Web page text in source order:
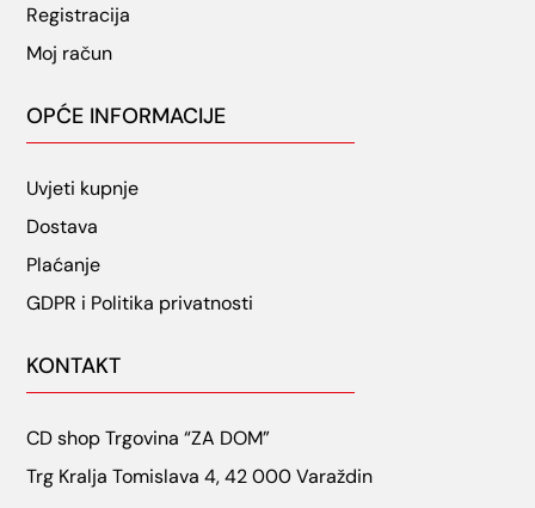
Registracija
Moj račun
OPĆE INFORMACIJE
Uvjeti kupnje
Dostava
Plaćanje
GDPR i Politika privatnosti
KONTAKT
CD shop Trgovina “ZA DOM”
Trg Kralja Tomislava 4, 42 000 Varaždin